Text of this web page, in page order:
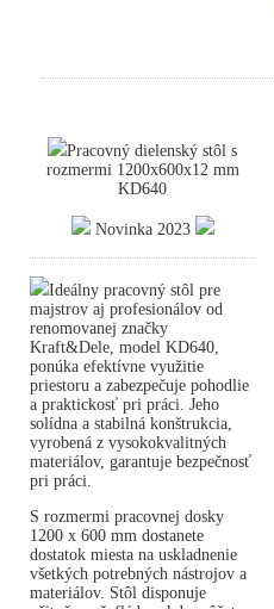
Pracovný dielenský stôl s
rozmermi 1200x600x12 mm
KD640
Novinka 2023
Ideálny pracovný stôl pre
majstrov aj profesionálov od
renomovanej značky
Kraft&Dele, model KD640,
ponúka efektívne využitie
priestoru a zabezpečuje pohodlie
a praktickosť pri práci. Jeho
solídna a stabilná konštrukcia,
vyrobená z vysokokvalitných
materiálov, garantuje bezpečnosť
pri práci.
S rozmermi pracovnej dosky
1200 x 600 mm dostanete
dostatok miesta na uskladnenie
všetkých potrebných nástrojov a
materiálov. Stôl disponuje